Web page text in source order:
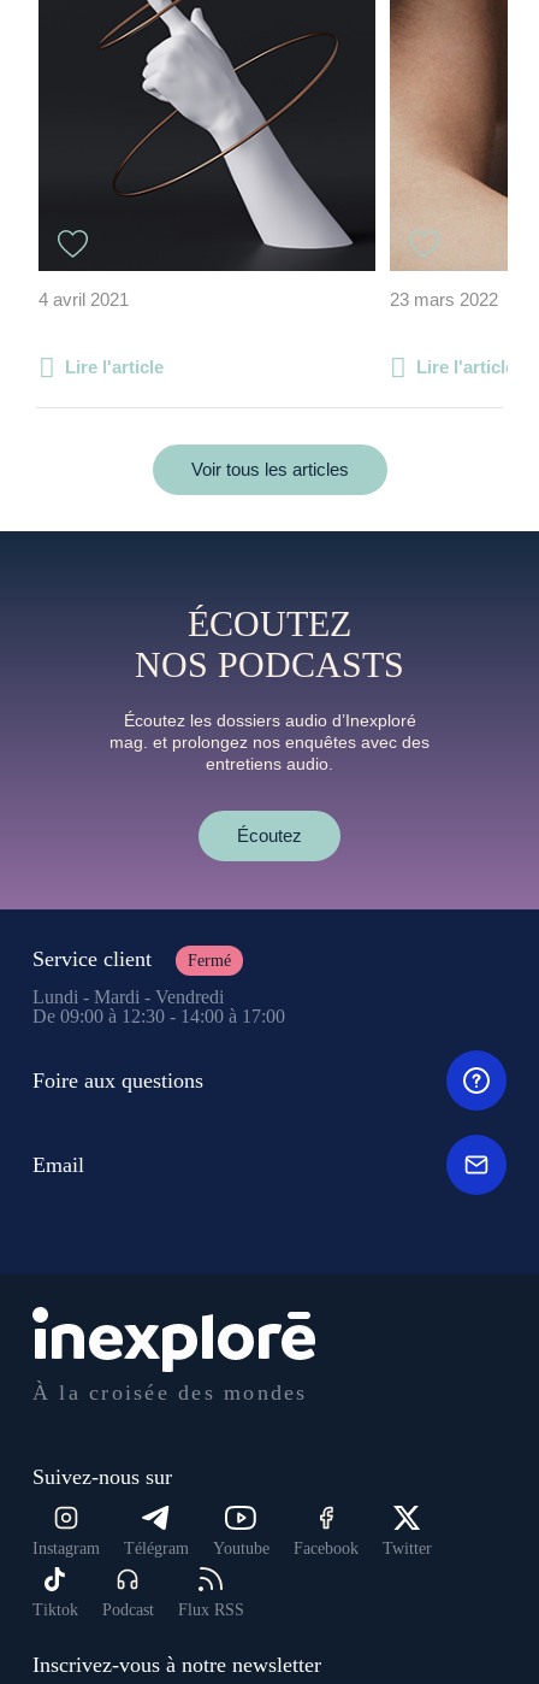
4 avril 2021
Lire l'article
23 mars 2022
Lire l'article
Voir tous les articles
ÉCOUTEZ
NOS PODCASTS
Écoutez les dossiers audio d’Inexploré
mag. et prolongez nos enquêtes avec des
entretiens audio.
Écoutez
À la croisée des mondes
Suivez-nous sur
Instagram Télégram Youtube Facebook Twitter
Tiktok Podcast Flux RSS
Inscrivez-vous à notre newsletter
Service client Fermé
Lundi - Mardi - Vendredi
De 09:00 à 12:30 - 14:00 à 17:00
Foire aux questions
Email